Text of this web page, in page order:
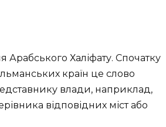
Халіфату. Спочатку
країн це слово
влади, наприклад,
відповідних міст або